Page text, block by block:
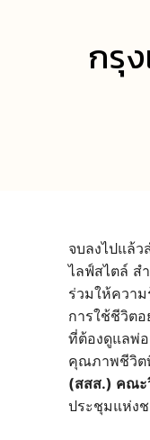
กรุ
จบลงไปแล้
ไลฟ์สไตล์ ส
ร่วมให้ควา
การใช้ชีวิต
ที่ต้องดูแลพ่
คุณภาพชีวิต
(สสส.) คณะ
ประชุมแห่ง